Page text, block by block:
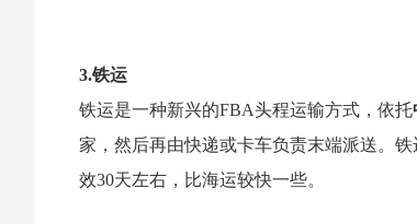
3.铁运
铁运是一种新兴的FBA头程运输方式，依托
家，然后再由快递或卡车负责末端派送。
效30天左右，比海运较快一些。